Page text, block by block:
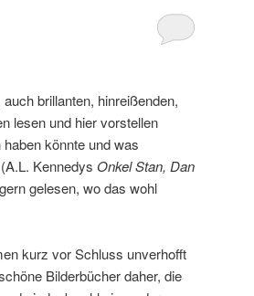
brillanten, hinreißenden,
lesen und hier vorstellen
könnte und was
Kennedys Onkel Stan, Dan
gelesen, wo das wohl
kurz vor Schluss unverhofft
Bilderbücher daher, die